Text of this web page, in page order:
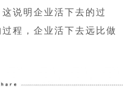
说明企业活下去的过
程，企业活下去远比做